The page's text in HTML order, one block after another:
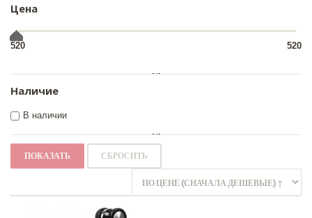
Цена
520 520
Наличие
В наличии
ПОКАЗАТЬ СБРОСИТЬ